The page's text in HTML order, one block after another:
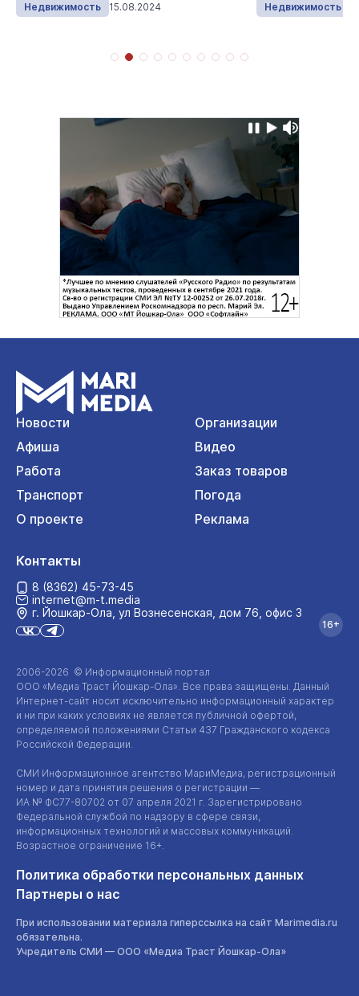
Недвижимость 15.08.2024 Недвижимость
Новости
Организации
Афиша
Видео
Работа
Заказ товаров
Транспорт
Погода
О проекте
Реклама
2006-2026 © Информационный портал
ООО «Медиа Траст Йошкар-Ола». Все права защищены. Данный
Интернет-сайт носит исключительно информационный характер
и ни при каких условиях не является публичной офертой,
определяемой положениями Статьи 437 Гражданского кодекса
Российской Федерации.
СМИ Информационное агентство МариМедиа, регистрационный
номер и дата принятия решения о регистрации —
ИА № ФС77-80702 от 07 апреля 2021 г. Зарегистрировано
Федеральной службой по надзору в сфере связи,
информационных технологий и массовых коммуникаций.
Возрастное ограничение 16+.
Политика обработки персональных данных
Партнеры о нас
При использовании материала гиперссылка на сайт Marimedia.ru
обязательна.
Учредитель СМИ — ООО «Медиа Траст Йошкар-Ола»
Контакты
8 (8362) 45-73-45
internet@m-t.media
г. Йошкар‑Ола, ул Вознесенская, дом 76, офис 3
16+